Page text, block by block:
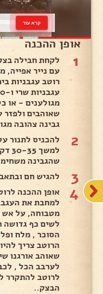
קרא עוד
אופן ההכנה
1
לקחת חבילה
עם נייר אפייה,
מגולענים - או
שאוהבים
גבינה צהובה
2
שהגבינה
3 להגיש חם
4
אופן ההכנה
למחבת את
לשים כף גדושה
הסוכר , מלח
הרוטב צריך
שאוהב אורגנו
לערבב הכל ,
לרוטב להתקרר
הבצק..